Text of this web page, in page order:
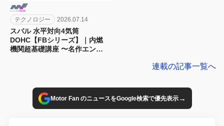
テクノロジー 2026.07.14
スバル 水平対向4気筒
DOHC【FBシリーズ】｜内燃
機関超基礎講座 〜名作エンジ
連載の記事一覧へ
Motor Fan のニュースをGoogle検索で優先表示→